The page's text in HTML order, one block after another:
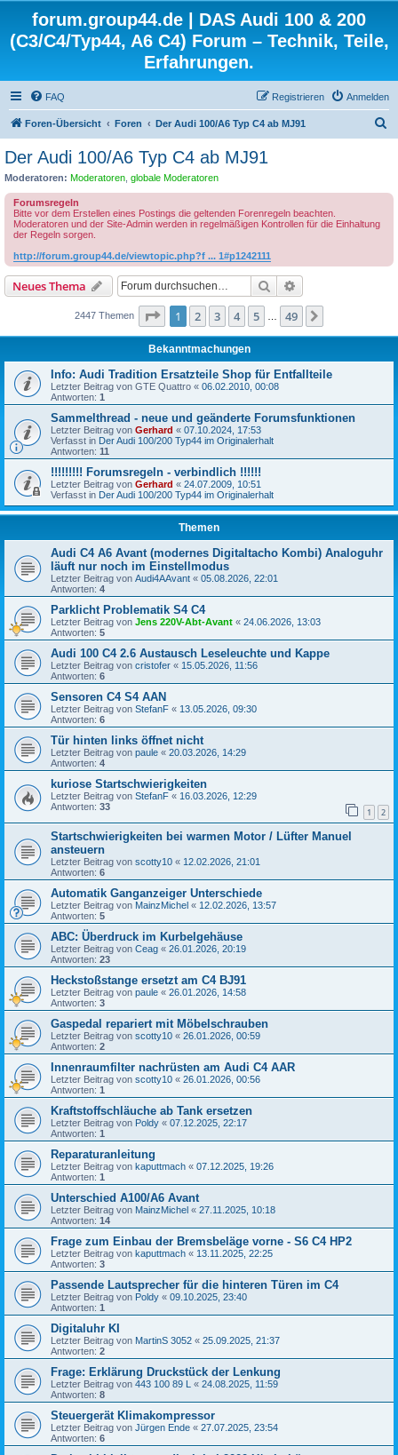
forum.group44.de | DAS Audi 100 & 200
(C3/C4/Typ44, A6 C4) Forum – Technik, Teile,
Erfahrungen.
FAQ Anmelden
Registrieren
Foren-Übersicht Foren Der Audi 100/A6 Typ C4 ab MJ91
Der Audi 100/A6 Typ C4 ab MJ91
Moderatoren: Moderatoren globale Moderatoren
Forumsregeln
Bitte vor dem Erstellen eines Postings die geltenden Forenregeln beachten.
Moderatoren und der Site-Admin werden in regelmäßigen Kontrollen für die Einhaltung
der Regeln sorgen.
http://forum.group44.de/viewtopic.php?f ... 1#p1242111
Neues Thema Suche
2447 Themen Seite 1von 49
1 2 3 4 5 49
Bekanntmachungen
Info: Audi Tradition Ersatzteile Shop für Entfallteile
Letzter Beitrag von GTE Quattro « 06.02.2010, 00:08
Antworten: 1
Sammelthread - neue und geänderte Forumsfunktionen
Letzter Beitrag von Gerhard « 07.10.2024, 17:53
Verfasst in Der Audi 100/200 Typ44 im Originalerhalt
Antworten: 11
!!!!!!!!! Forumsregeln - verbindlich !!!!!!
Letzter Beitrag von Gerhard « 24.07.2009, 10:51
Verfasst in Der Audi 100/200 Typ44 im Originalerhalt
Themen
Audi C4 A6 Avant (modernes Digitaltacho Kombi) Analoguhr
läuft nur noch im Einstellmodus
Letzter Beitrag von Audi4AAvant « 05.08.2026, 22:01
Antworten: 4
Parklicht Problematik S4 C4
Letzter Beitrag von Jens 220V-Abt-Avant « 24.06.2026, 13:03
Antworten: 5
Audi 100 C4 2.6 Austausch Leseleuchte und Kappe
Letzter Beitrag von cristofer « 15.05.2026, 11:56
Antworten: 6
Sensoren C4 S4 AAN
Letzter Beitrag von StefanF « 13.05.2026, 09:30
Antworten: 6
Tür hinten links öffnet nicht
Letzter Beitrag von paule « 20.03.2026, 14:29
Antworten: 4
kuriose Startschwierigkeiten
Letzter Beitrag von StefanF « 16.03.2026, 12:29
Antworten: 33 1 2
Startschwierigkeiten bei warmen Motor / Lüfter Manuel
ansteuern
Letzter Beitrag von scotty10 « 12.02.2026, 21:01
Antworten: 6
Automatik Ganganzeiger Unterschiede
Letzter Beitrag von MainzMichel « 12.02.2026, 13:57
Antworten: 5
ABC: Überdruck im Kurbelgehäuse
Letzter Beitrag von Ceag « 26.01.2026, 20:19
Antworten: 23
Heckstoßstange ersetzt am C4 BJ91
Letzter Beitrag von paule « 26.01.2026, 14:58
Antworten: 3
Gaspedal repariert mit Möbelschrauben
Letzter Beitrag von scotty10 « 26.01.2026, 00:59
Antworten: 2
Innenraumfilter nachrüsten am Audi C4 AAR
Letzter Beitrag von scotty10 « 26.01.2026, 00:56
Antworten: 1
Kraftstoffschläuche ab Tank ersetzen
Letzter Beitrag von Poldy « 07.12.2025, 22:17
Antworten: 1
Reparaturanleitung
Letzter Beitrag von kaputtmach « 07.12.2025, 19:26
Antworten: 1
Unterschied A100/A6 Avant
Letzter Beitrag von MainzMichel « 27.11.2025, 10:18
Antworten: 14
Frage zum Einbau der Bremsbeläge vorne - S6 C4 HP2
Letzter Beitrag von kaputtmach « 13.11.2025, 22:25
Antworten: 3
Passende Lautsprecher für die hinteren Türen im C4
Letzter Beitrag von Poldy « 09.10.2025, 23:40
Antworten: 1
Digitaluhr KI
Letzter Beitrag von MartinS 3052 « 25.09.2025, 21:37
Antworten: 2
Frage: Erklärung Druckstück der Lenkung
Letzter Beitrag von 443 100 89 L « 24.08.2025, 11:59
Antworten: 8
Steuergerät Klimakompressor
Letzter Beitrag von Jürgen Ende « 27.07.2025, 23:54
Antworten: 6